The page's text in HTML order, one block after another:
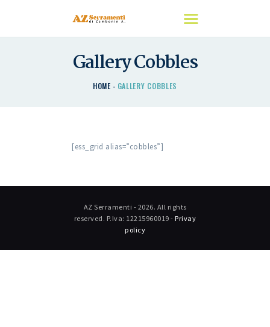
Gallery Cobbles
HOME GALLERY COBBLES
HOME
CHI SIAMO
CONTATTACI
[ess_grid alias=”cobbles”]
AZ Serramenti - 2026. All rights
reserved. P.Iva: 12215960019 -Privay
policy